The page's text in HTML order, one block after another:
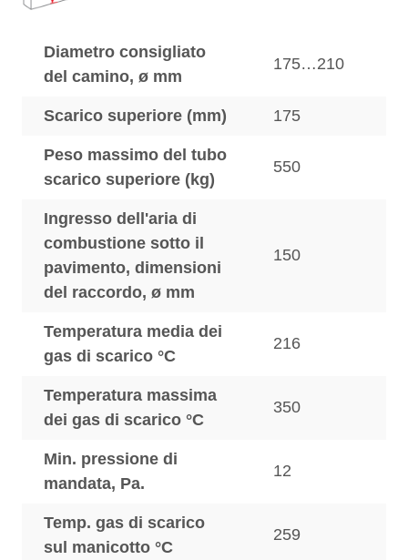
Diametro consigliato
del camino, ø mm
175…210
Scarico superiore (mm) 175
Peso massimo del tubo
scarico superiore (kg)
550
Ingresso dell'aria di
combustione sotto il
pavimento, dimensioni
del raccordo, ø mm
150
Temperatura media dei
gas di scarico °C
216
Temperatura massima
dei gas di scarico °C
350
Min. pressione di
mandata, Pa.
12
Temp. gas di scarico
sul manicotto °C
259